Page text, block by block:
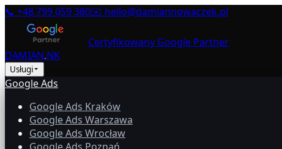
📞 +48 799 059 380✉️ hello@damiannowaczek.pl
Certyfikowany Google Partner
DAMIAN.NK
Usługi
Google Ads
Google Ads Kraków
Google Ads Warszawa
Google Ads Wrocław